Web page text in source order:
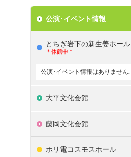
公演･イベント情報
とちぎ岩下の新⽣姜ホール
＊休館中＊
公演･イベント情報はありません｡
大平文化会館
藤岡文化会館
ホリ電コスモスホール